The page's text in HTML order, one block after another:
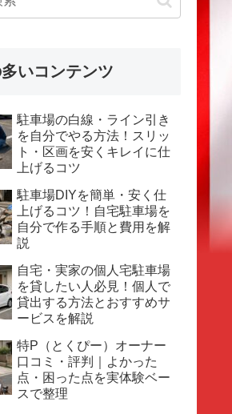
いコンテンツ
駐車場の白線・ライン引き
を自分でやる方法！スリッ
ト・区画を安くキレイに仕
上げるコツ
駐車場DIYを簡単・安く仕
上げるコツ！自宅駐車場を
自分で作る手順と費用を解
説
自宅・実家の個人宅駐車場
を貸したい人必見！個人で
貸出する方法とおすすめサ
ービスを解説
特P（とくぴー）オーナー
口コミ・評判｜よかった
点・困った点を実体験ベー
スで整理